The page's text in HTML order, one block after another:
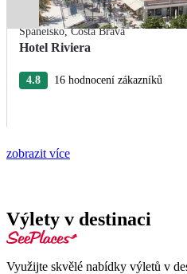
Španělsko,Costa Brava
Hotel Riviera
4.8 16 hodnocení zákazníků
zobrazit více
Výlety v destinaci
Využijte skvělé nabídky výletů v